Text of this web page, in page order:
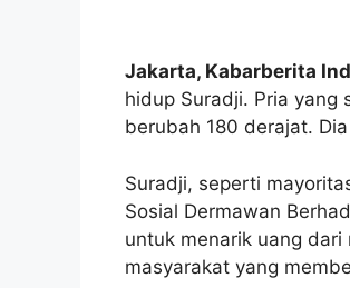
Jakarta, Kabarberita
hidup Suradji. Pria yang
berubah 180 derajat.
Suradji, seperti
Sosial Dermawan
untuk menarik uang
masyarakat yang